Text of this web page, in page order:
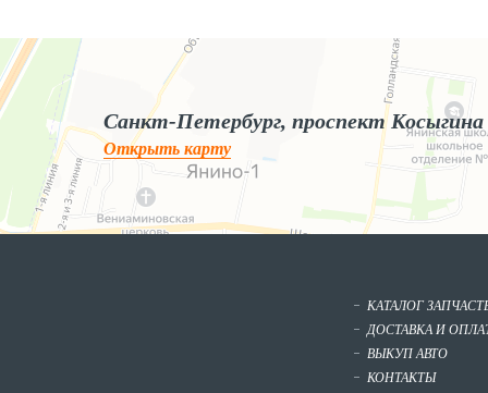
Яндекс.Карты
Яндекс.Карты — поиск мест и адресов, городской транспорт
Санкт-Петербург, проспект Косыгина
Открыть карту
КАТАЛОГ
ДОСТАВКА И
ВЫКУП АВТО
КОНТАКТЫ